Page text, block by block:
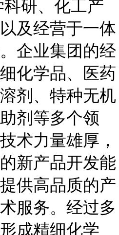
研、化工产
及经营于一体
企业集团的经
化学品、医药
剂、特种无机
剂等多个领
术力量雄厚，
新产品开发能
供高品质的产
服务。经过多
成精细化学